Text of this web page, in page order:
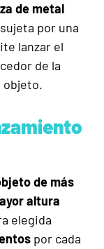
de metal
por una
lanzar el
de la
objeto.
de más
altura
elegida
por cada